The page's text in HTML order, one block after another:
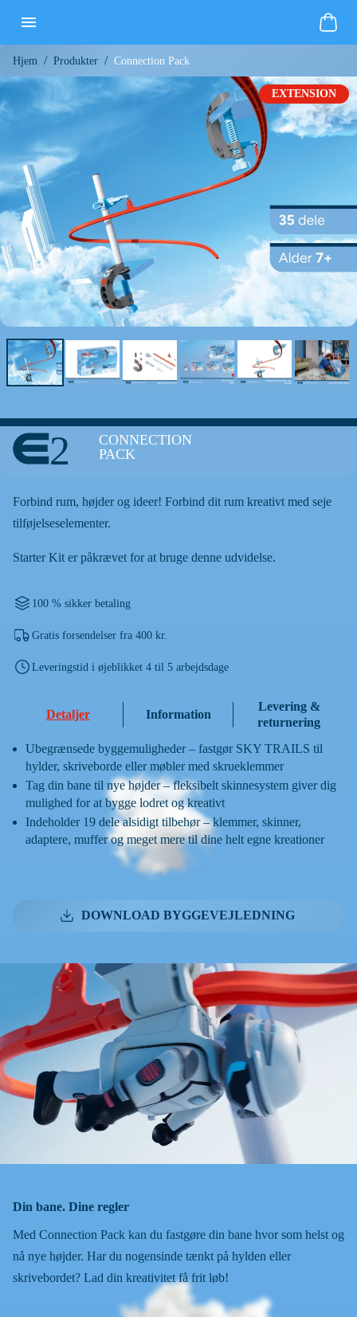
Hjem / Produkter / Connection Pack
EXTENSION
2
CONNECTION
PACK
Forbind rum, højder og ideer! Forbind dit rum kreativt med seje
tilføjelseselementer.
Starter Kit er påkrævet for at bruge denne udvidelse.
100 % sikker betaling
Gratis forsendelser fra 400 kr.
Leveringstid i øjeblikket 4 til 5 arbejdsdage
Detaljer Information
Levering &
returnering
Ubegrænsede byggemuligheder – fastgør SKY TRAILS til
hylder, skriveborde eller møbler med skrueklemmer
Tag din bane til nye højder – fleksibelt skinnesystem giver dig
mulighed for at bygge lodret og kreativt
Indeholder 19 dele alsidigt tilbehør – klemmer, skinner,
adaptere, muffer og meget mere til dine helt egne kreationer
DOWNLOAD BYGGEVEJLEDNING
Din bane. Dine regler
Med Connection Pack kan du fastgøre din bane hvor som helst og
nå nye højder. Har du nogensinde tænkt på hylden eller
skrivebordet? Lad din kreativitet få frit løb!